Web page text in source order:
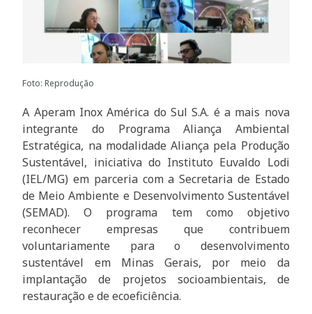
Foto: Reprodução
A Aperam Inox América do Sul S.A. é a mais nova
integrante do Programa Aliança Ambiental
Estratégica, na modalidade Aliança pela Produção
Sustentável, iniciativa do Instituto Euvaldo Lodi
(IEL/MG) em parceria com a Secretaria de Estado
de Meio Ambiente e Desenvolvimento Sustentável
(SEMAD). O programa tem como objetivo
reconhecer empresas que contribuem
voluntariamente para o desenvolvimento
sustentável em Minas Gerais, por meio da
implantação de projetos socioambientais, de
restauração e de ecoeficiência.